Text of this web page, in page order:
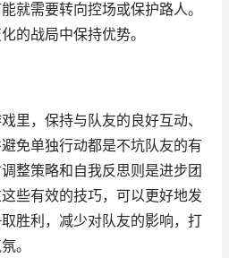
就需要转向控场或保护路人。
的战局中保持优势。
里，保持与队友的良好互动、
免单独行动都是不坑队友的有
整策略和自我反思则是进步团
些有效的技巧，可以更好地发
胜利，减少对队友的影响，打
。